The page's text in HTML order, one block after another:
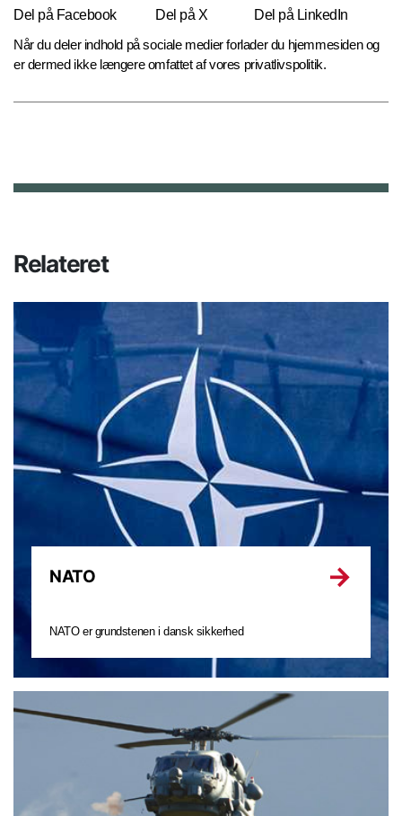
Del på Facebook Del på X
Del på LinkedIn
Når du deler indhold på sociale medier forlader du hjemmesiden og
er dermed ikke længere omfattet af vores privatlivspolitik.
Relateret
NATO
NATO er grundstenen i dansk sikkerhed